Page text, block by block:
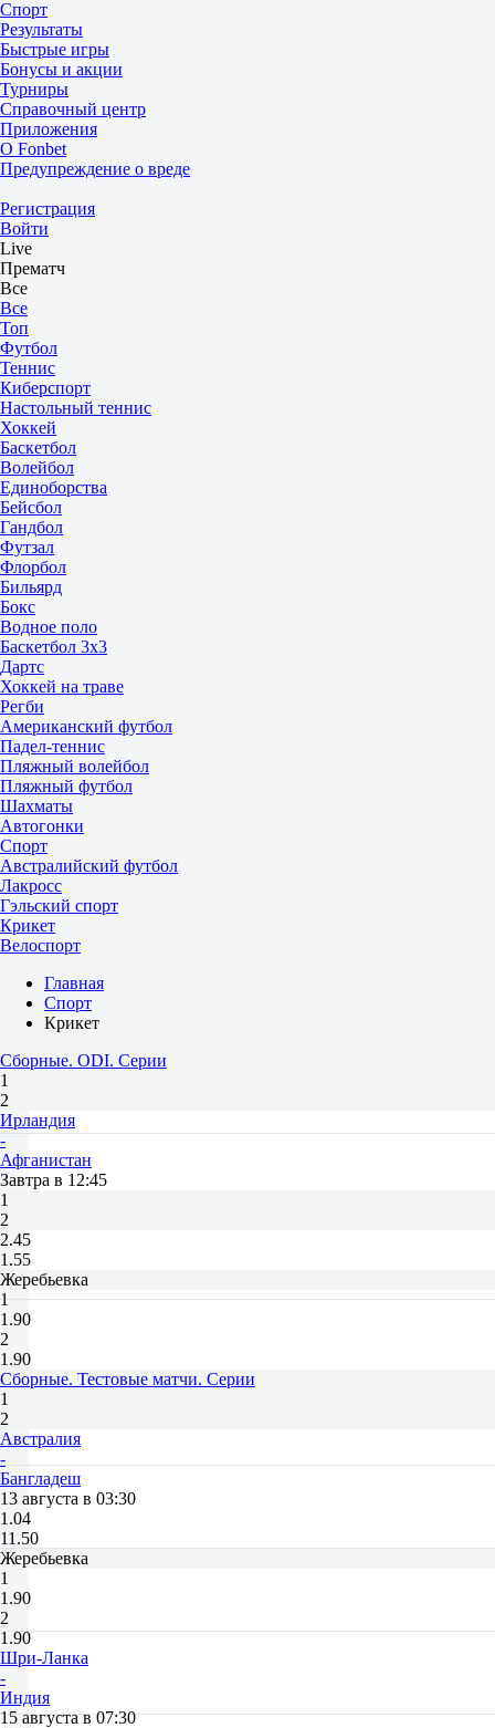
Спорт
Результаты
Быстрые игры
Бонусы и акции
Турниры
Справочный центр
Приложения
О Fonbet
Предупреждение о вреде
Регистрация
Войти
Live
Прематч
Все
Все
Топ
Футбол
Теннис
Киберспорт
Настольный теннис
Хоккей
Баскетбол
Волейбол
Единоборства
Бейсбол
Гандбол
Футзал
Флорбол
Бильярд
Бокс
Водное поло
Баскетбол 3x3
Дартс
Хоккей на траве
Регби
Американский футбол
Падел-теннис
Пляжный волейбол
Пляжный футбол
Шахматы
Автогонки
Спорт
Австралийский футбол
Лакросс
Гэльский спорт
Крикет
Велоспорт
Главная
Спорт
Крикет
Сборные. ODI. Серии
1
2
Ирландия
-
Афганистан
Завтра в 12:45
1
2
2.45
1.55
Жеребьевка
1
1.90
2
1.90
Сборные. Тестовые матчи. Серии
1
2
Австралия
-
Бангладеш
13 августа в 03:30
1.04
11.50
Жеребьевка
1
1.90
2
1.90
Шри-Ланка
-
Индия
15 августа в 07:30